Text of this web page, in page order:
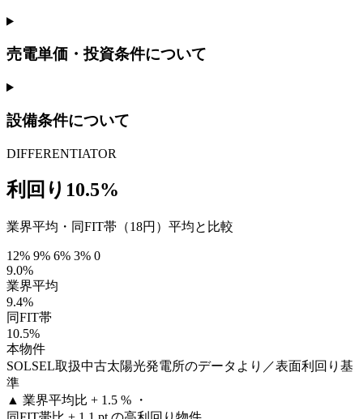
売電単価・投資条件について
設備条件について
DIFFERENTIATOR
利回り10.5%
業界平均・同FIT帯（18円）平均と比較
12% 9% 6% 3% 0
9.0%
業界平均
9.4%
同FIT帯
10.5%
本物件
SOLSEL取扱中古太陽光発電所のデータより／表面利回り基
準
▲ 業界平均比 + 1.5 % ・